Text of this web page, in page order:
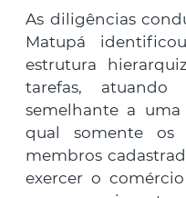
As diligências
Matupá
estrutura
tarefas,
semelhante a
qual somente os
membros
exercer o